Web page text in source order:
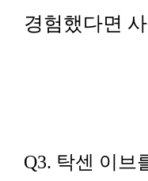
경험했다면
Q3. 탁센 이브